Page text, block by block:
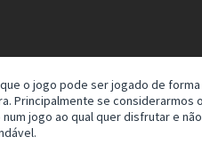
o jogo pode ser jogado de
Principalmente se considerarmos
jogo ao qual quer disfrutar e